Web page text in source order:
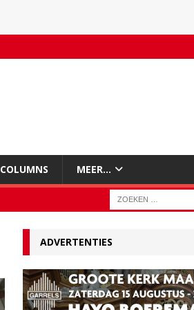
COLUMNS MEER…
ADVERTENTIES